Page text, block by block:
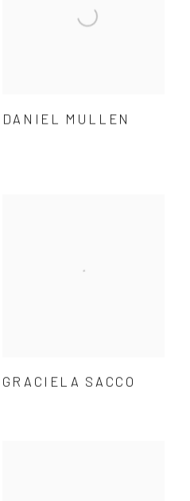
DANIEL MULLEN
GRACIELA SACCO